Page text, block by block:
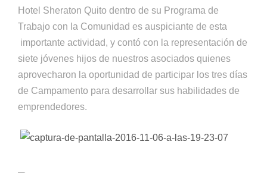
Hotel Sheraton Quito dentro de su Programa de
Trabajo con la Comunidad es auspiciante de esta
importante actividad, y contó con la representación de
siete jóvenes hijos de nuestros asociados quienes
aprovecharon la oportunidad de participar los tres días
de Campamento para desarrollar sus habilidades de
emprendedores.